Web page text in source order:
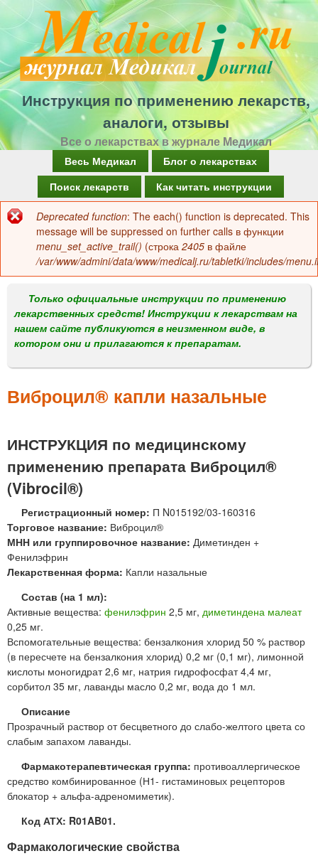
Перейти
к
основному
содержанию
Инструкция по применению лекарств,
аналоги, отзывы
Все о лекарствах в журнале Медикал
а
в
о
м
е
н
Весь Медикал
Блог о лекарствах
Поиск лекарств
Как читать инструкции
Сообщение
об
ошибке
Deprecated function: The each() function is deprecated. This
message will be suppressed on further calls в функции
menu_set_active_trail() (строка 2405 в файле
/var/www/admini/data/www/medicalj.ru/tabletki/includes/
Только официальные инструкции по применению
лекарственных средств! Инструкции к лекарствам на
нашем сайте публикуются в неизменном виде, в
котором они и прилагаются к препаратам.
Виброцил® капли назальные
ИНСТРУКЦИЯ по медицинскому
применению препарата Виброцил®
(Vibrocil®)
Регистрационный номер: П N015192/03-160316
Торговое название: Виброцил®
МНН или группировочное название: Диметинден +
Фенилэфрин
Лекарственная форма: Капли назальные
Состав (на 1 мл):
Активные вещества: фенилэфрин 2,5 мг, диметиндена малеат
0,25 мг.
Вспомогательные вещества: бензалкония хлорид 50 % раствор
(в пересчете на бензалкония хлорид) 0,2 мг (0,1 мг), лимонной
кислоты моногидрат 2,6 мг, натрия гидрофосфат 4,4 мг,
сорбитол 35 мг, лаванды масло 0,2 мг, вода до 1 мл.
Описание
Прозрачный раствор от бесцветного до слабо-желтого цвета со
слабым запахом лаванды.
Фармакотерапевтическая группа: противоаллергическое
средство комбинированное (Н1- гистаминовых рецепторов
блокатор + альфа-адреномиметик).
Код АТХ: R01AB01.
Фармакологические свойства